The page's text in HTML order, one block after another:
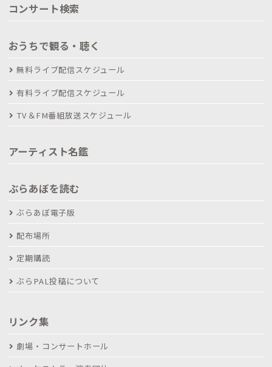
コンサート検索
おうちで観る・聴く
無料ライブ配信スケジュール
有料ライブ配信スケジュール
TV＆FM番組放送スケジュール
アーティスト名鑑
ぶらあぼを読む
ぶらあぼ電子版
配布場所
定期購読
ぶらPAL投稿について
リンク集
劇場・コンサートホール